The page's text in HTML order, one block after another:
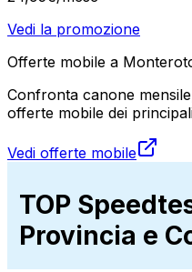
Vedi la promozione
Offerte mobile a
Confronta canone
offerte mobile dei
Vedi offerte mobile
TOP
Provincia e